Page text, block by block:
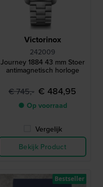
Victorinox
242009
Journey 1884 43 mm Stoer
antimagnetisch horloge
€ 745,- € 484,95
● Op voorraad
Vergelijk
Bekijk Product
Bestseller